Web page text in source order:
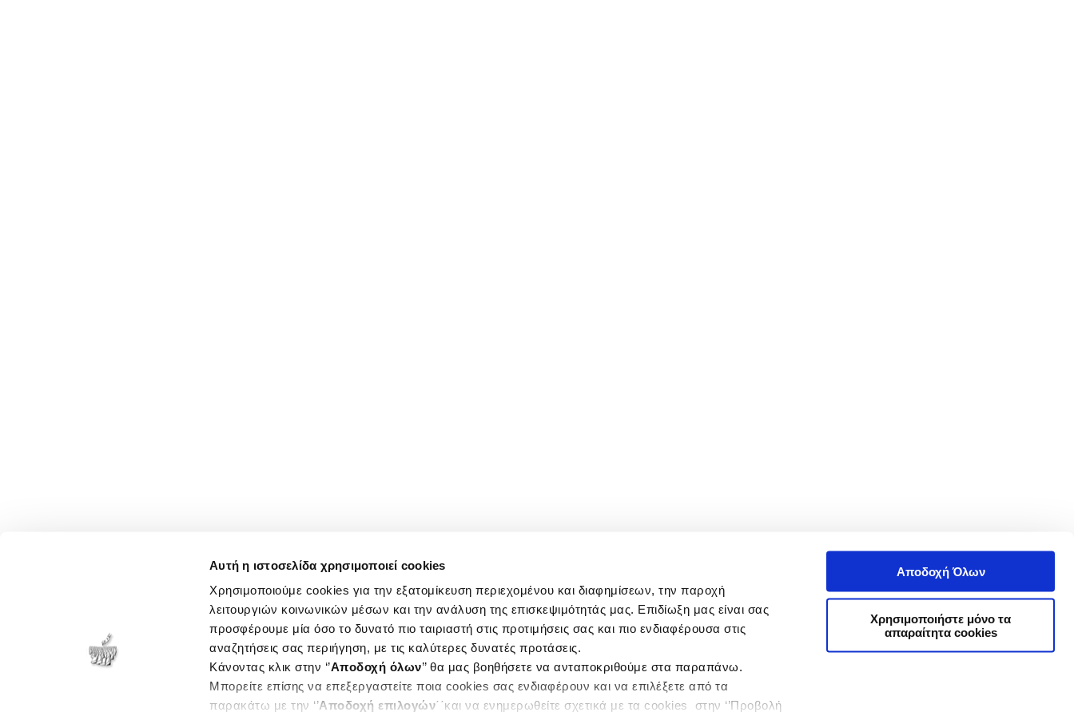
Αυτή η ιστοσελίδα χρησιμοποιεί cookies
Χρησιμοποιούμε cookies για την εξατομίκευση περιεχομένου και διαφημίσεων, την παροχή
λειτουργιών κοινωνικών μέσων και την ανάλυση της επισκεψιμότητάς μας. Επιδίωξη μας είναι σας
προσφέρουμε μία όσο το δυνατό πιο ταιριαστή στις προτιμήσεις σας και πιο ενδιαφέρουσα στις
αναζητήσεις σας περιήγηση, με τις καλύτερες δυνατές προτάσεις.
Κάνοντας κλικ στην ‘’Αποδοχή όλων’’ θα μας βοηθήσετε να ανταποκριθούμε στα παραπάνω.
Μπορείτε επίσης να επεξεργαστείτε ποια cookies σας ενδιαφέρουν και να επιλέξετε από τα
παρακάτω με την ‘’Αποδοχή επιλογών΄΄και να ενημερωθείτε σχετικά με τα cookies στην ‘’Προβολή
Αποδοχή Όλων
Χρησιμοποιήστε μόνο τα
απαραίτητα cookies